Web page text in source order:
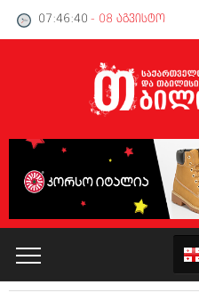
07:46:40 - 08 აგვისტო